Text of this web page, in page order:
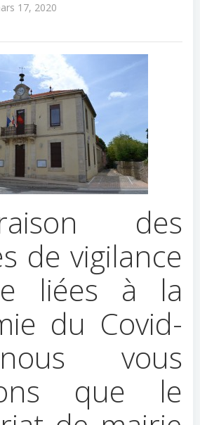
17, 2020
des
de vigilance
liées à la
du Covid-
vous
que le